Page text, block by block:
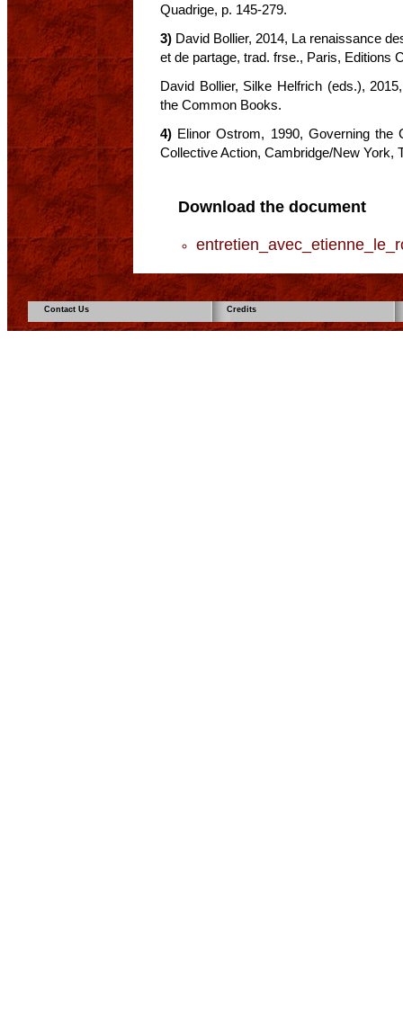
Quadrige, p. 145-279.
3) David Bollier, 2014, La renaissance
et de partage, trad. frse., Paris, Editions
David Bollier, Silke Helfrich (eds.),
the Common Books.
4) Elinor Ostrom, 1990, Governing
Collective Action, Cambridge/New York,
Download the document
Contact Us Credits